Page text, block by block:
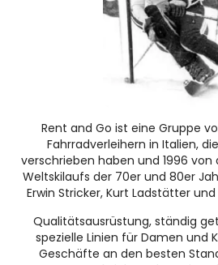
Rent and Go ist eine Gruppe
Fahrradverleihern in Italien,
verschrieben haben und 1996 von
Weltskilaufs der 70er und 80er
Erwin Stricker, Kurt Ladstätter
Qualitätsausrüstung, ständig
spezielle Linien für Damen und
Geschäfte an den besten